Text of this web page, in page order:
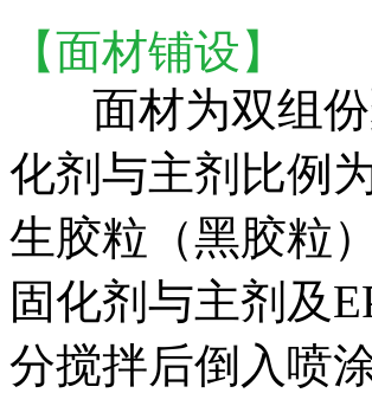
【面材铺设 】
面材为双组
化剂与主剂比例
生胶粒（黑胶粒
固化剂与主剂及
分搅拌后倒入喷